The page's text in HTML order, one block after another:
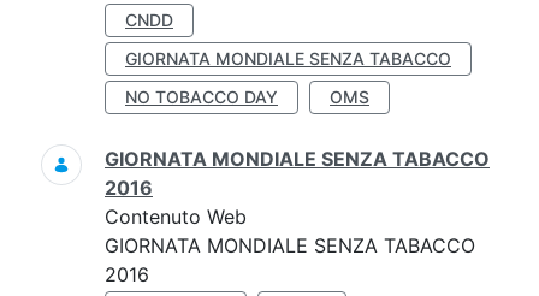
CNDD
GIORNATA MONDIALE SENZA TABACCO
NO TOBACCO DAY
OMS
GIORNATA MONDIALE SENZA TABACCO
2016
Contenuto Web
GIORNATA MONDIALE SENZA TABACCO
2016